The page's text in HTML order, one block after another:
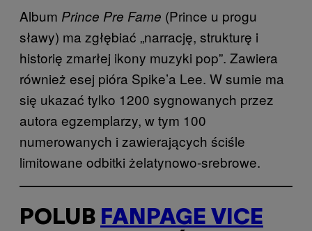
Album Prince Pre Fame (Prince u progu
sławy) ma zgłębiać „narrację, strukturę i
historię zmarłej ikony muzyki pop”. Zawiera
również esej pióra Spike’a Lee. W sumie ma
się ukazać tylko 1200 sygnowanych przez
autora egzemplarzy, w tym 100
numerowanych i zawierających ściśle
limitowane odbitki żelatynowo-srebrowe.
POLUB FANPAGE VICE